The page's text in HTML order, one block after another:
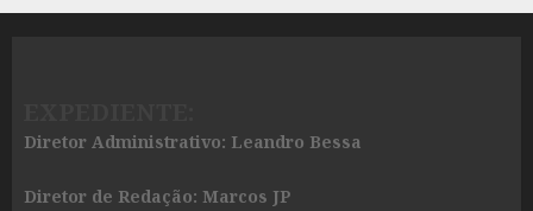
Diretor Administrativo: Leandro Bessa
Diretor de Redação: Marcos JP